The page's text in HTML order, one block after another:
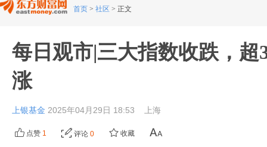
首页 > 社区 > 正文
每日观市|三大指数收跌，超
涨
上银基金 2025年04月29日 18:53 上海
点赞 1 评论 0 收藏